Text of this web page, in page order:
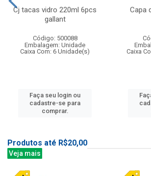
Cj tacas vidro 220ml 6pcs
gallant
Código: 500088
Embalagem: Unidade
Caixa Com: 6 Unidade(s)
Faça seu login ou
cadastre-se para
comprar.
Capa
Caixa
Produtos até R$20,00
Veja mais